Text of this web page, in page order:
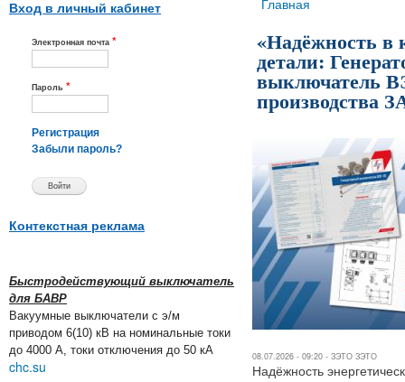
Вход в личный кабинет
Электронная почта *
Пароль *
Регистрация
Забыли пароль?
Контекстная реклама
Быстродействующий выключатель
для БАВР
Вакуумные выключатели с э/м
приводом 6(10) кВ на номинальные токи
до 4000 А, токи отключения до 50 кА
chc.su
Вы здесь
Главная
«Надёжность в
детали:
выключатель
производства
08.07.2026 - 09:20 - ЗЭТО ЗЭТО
Надёжность